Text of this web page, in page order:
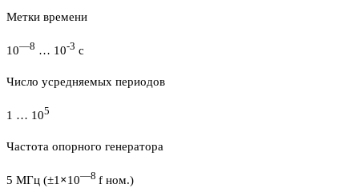
Метки времени
10—8 … 10-3 с
Число усредняемых периодов
1 … 105
Частота опорного генератора
5 МГц (±1×10—8 f ном.)